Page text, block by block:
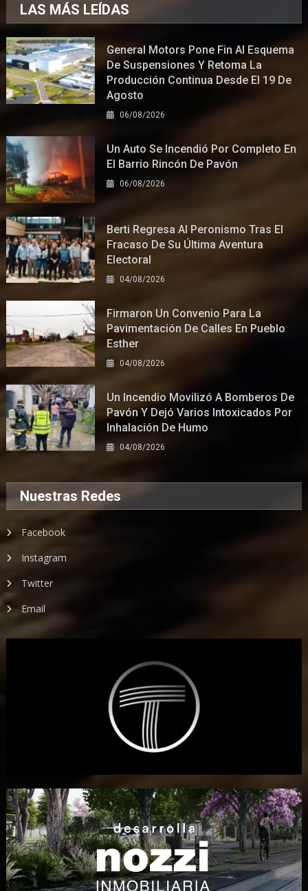
LAS MÁS LEÍDAS
General Motors Pone Fin Al Esquema
De Suspensiones Y Retoma La
Producción Continua Desde El 19 De
Agosto
06/08/2026
Un Auto Se Incendió Por Completo En
El Barrio Rincón De Pavón
06/08/2026
Berti Regresa Al Peronismo Tras El
Fracaso De Su Última Aventura
Electoral
04/08/2026
Firmaron Un Convenio Para La
Pavimentación De Calles En Pueblo
Esther
04/08/2026
Un Incendio Movilizó A Bomberos De
Pavón Y Dejó Varios Intoxicados Por
Inhalación De Humo
04/08/2026
Nuestras Redes
Facebook
Instagram
Twitter
Email